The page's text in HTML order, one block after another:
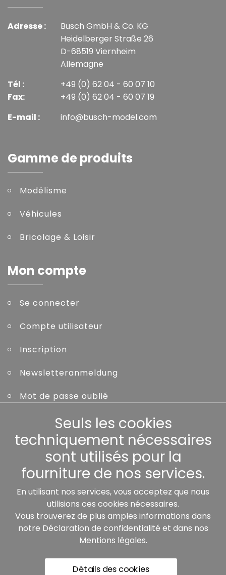
Adresse :
Busch GmbH & Co. KG
Heidelberger Straße 26
D-68519 Viernheim
Allemagne
Tél :
Fax:
+49 (0) 62 04 - 60 07 10
+49 (0) 62 04 - 60 07 19
E-mail :
info@busch-model.com
Gamme de produits
Modélisme
Véhicules
Bricolage & Loisir
Mon compte
Se connecter
Compte utilisateur
Inscription
Newsletteranmeldung
Mot de passe oublié
Nos partenaires:
Seuls les cookies
techniquement nécessaires
sont utilisés pour la
fourniture de nos services.
En utilisant nos services, vous acceptez que nous
utilisions ces cookies nécessaires.
Vous trouverez de plus amples informations dans
notre Déclaration de confidentialité et dans nos
Mentions légales.
Détails des cookies